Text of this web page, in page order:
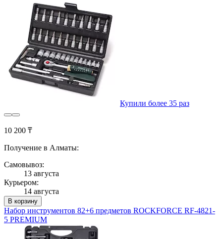
Купили более 35 раз
10 200 ₸
Получение в Алматы:
Самовывоз:
13 августа
Курьером:
14 августа
В корзину
Набор инструментов 82+6 предметов ROCKFORCE RF-4821-
5 PREMIUM